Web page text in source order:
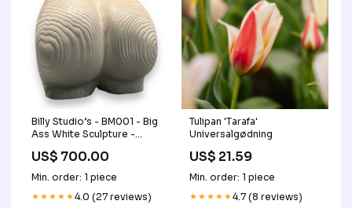
Billy Studio’s - BM001 - Big
Ass White Sculpture -
XXLTOYS - Maximilius -
Large Dildo - 17 X 6 cm -
Black
US$ 700.00
Min. order: 1 piece
★★★★★4.0 (27 reviews)
Tulipan 'Tarafa'
Universalgødning
US$ 21.59
Min. order: 1 piece
★★★★★4.7 (8 reviews)